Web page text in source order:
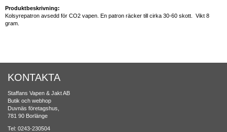
Produktbeskrivning:
Kolsyrepatron avsedd för CO2 vapen. En patron räcker till cirka 30-60 skott. Vikt 8
gram.
KONTAKTA
Staffans Vapen & Jakt AB
Butik och webhop
Duvnäs företagshus,
781 90 Borlänge
Tel: 0243-230504